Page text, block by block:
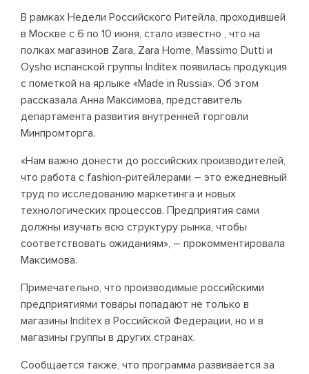
В рамках Недели Российского Ритейла, проходившей
в Москве с 6 по 10 июня, стало известно , что на
полках магазинов Zara, Zara Home, Massimo Dutti и
Oysho испанской группы Inditex появилась продукция
с пометкой на ярлыке «Made in Russia». Об этом
рассказала Анна Максимова, представитель
департамента развития внутренней торговли
Минпромторга.
«Нам важно донести до российских производителей,
что работа с fashion-ритейлерами – это ежедневный
труд по исследованию маркетинга и новых
технологических процессов. Предприятия сами
должны изучать всю структуру рынка, чтобы
соответствовать ожиданиям», – прокомментировала
Максимова.
Примечательно, что производимые российскими
предприятиями товары попадают не только в
магазины Inditex в Российской Федерации, но и в
магазины группы в других странах.
Сообщается также, что программа развивается за